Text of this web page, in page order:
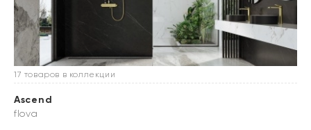
17 товаров в коллекции
Ascend
flova